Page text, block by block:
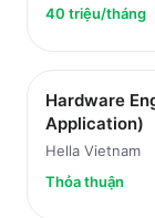
40 triệu/tháng
Hardware
Application)
Hella Vietnam
Thỏa thuận